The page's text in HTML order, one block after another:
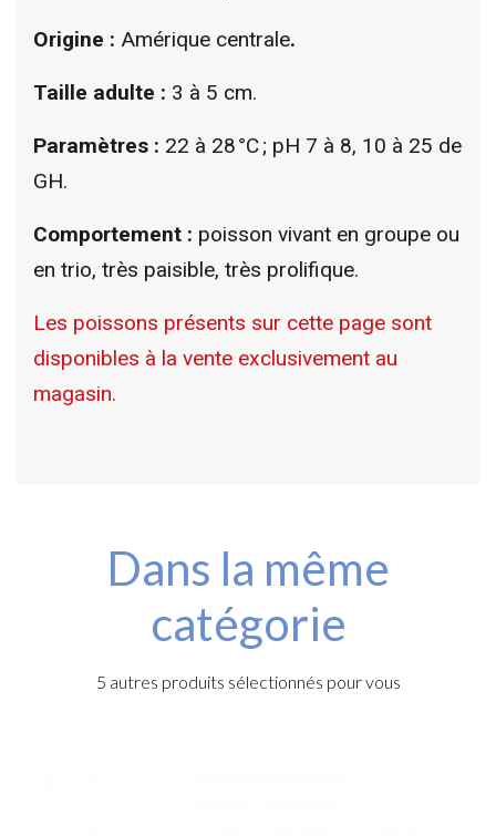
Origine : Amérique centrale.
Taille adulte : 3 à 5 cm.
Paramètres : 22 à 28 °C ; pH 7 à 8, 10 à 25 de
GH.
Comportement : poisson vivant en groupe ou
en trio, très paisible, très prolifique.
Les poissons présents sur cette page sont
disponibles à la vente exclusivement au
magasin.
Dans la même
catégorie
5 autres produits sélectionnés pour vous